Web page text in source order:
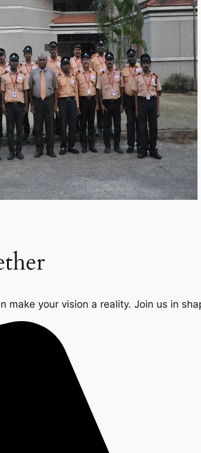
make your vision a reality. Join us in